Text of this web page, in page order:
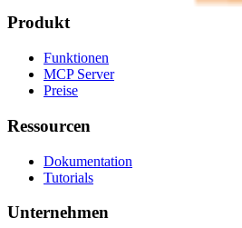
Produkt
Funktionen
MCP Server
Preise
Ressourcen
Dokumentation
Tutorials
Unternehmen